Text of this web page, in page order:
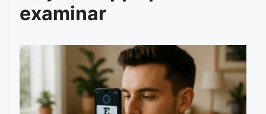
examinar